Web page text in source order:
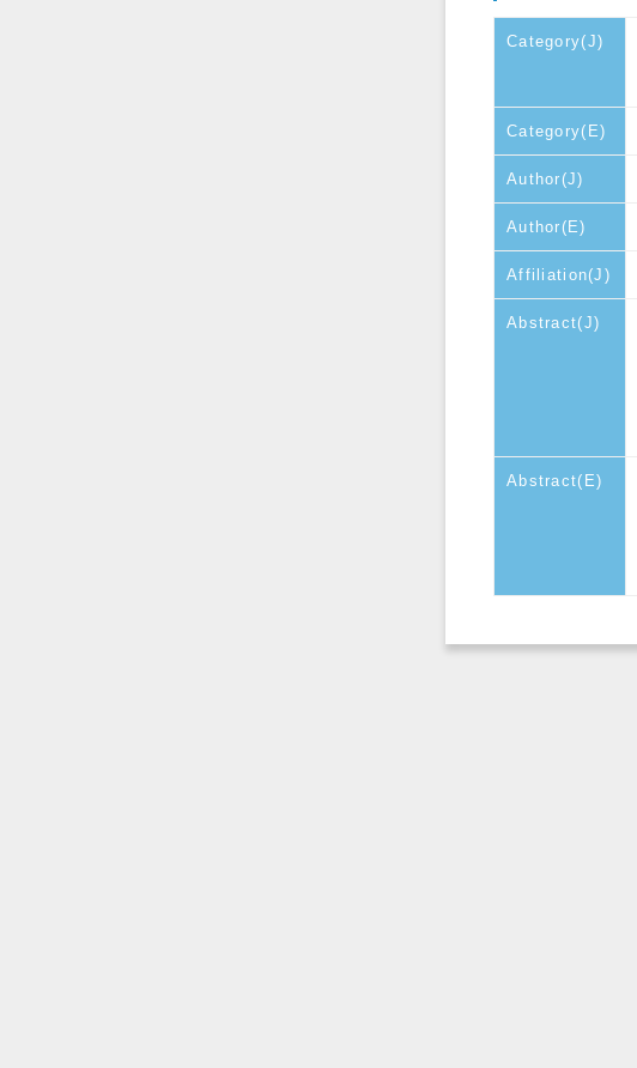
Category(J)
Category(E)
Author(J)
Author(E)
Affiliation(J)
Abstract(J)
Abstract(E)